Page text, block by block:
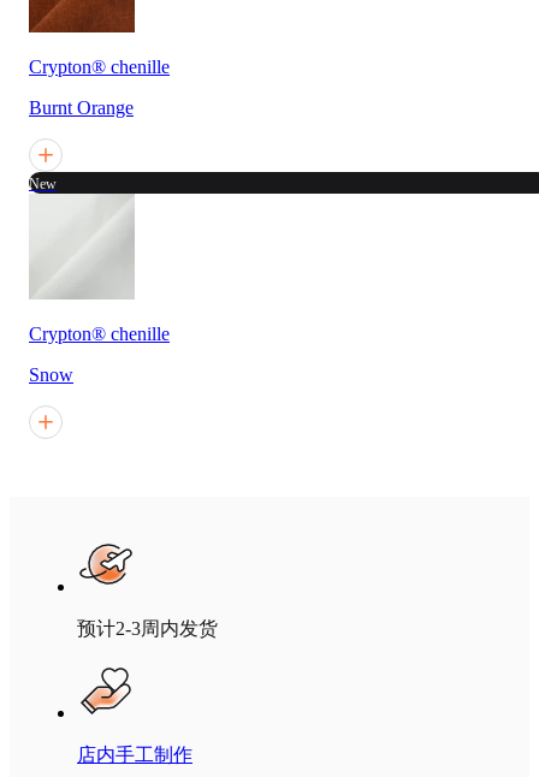
Crypton® chenille
Burnt Orange
New
Crypton® chenille
Snow
预计2-3周内发货
店内手工制作